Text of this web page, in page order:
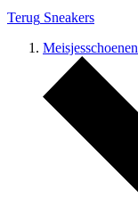
Terug Sneakers
Meisjesschoenen